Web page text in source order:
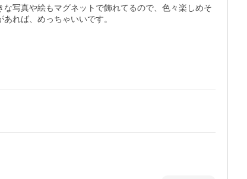
写真や絵もマグネットで飾れてるので、色々楽しめそ
れば、めっちゃいいです。